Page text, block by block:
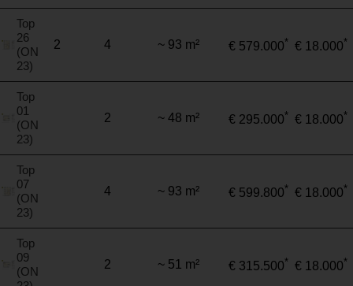
Top
26
(ON
23)
2 4 ~ 93 m² € 579.000* € 18.000*
Top
01
(ON
23)
2 ~ 48 m² € 295.000* € 18.000*
Top
07
(ON
23)
4 ~ 93 m² € 599.800* € 18.000*
Top
09
(ON
2 ~ 51 m² € 315.500* € 18.000*